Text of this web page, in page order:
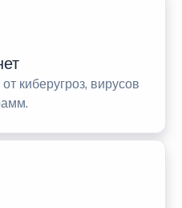
киберугроз, вирусов